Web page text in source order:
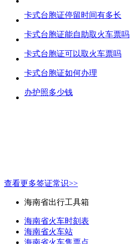
卡式台胞证停留时间有多长
卡式台胞证能自助取火车票吗
卡式台胞证可以取火车票吗
卡式台胞证如何办理
办护照多少钱
查看更多签证常识>>
海南省出行工具箱
海南省火车时刻表
海南省火车站
海南省火车售票点